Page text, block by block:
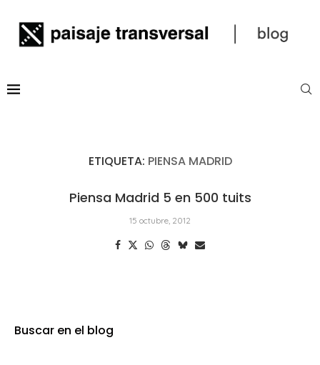
ETIQUETA: PIENSA MADRID
Piensa Madrid 5 en 500 tuits
15 octubre, 2012
Buscar en el blog